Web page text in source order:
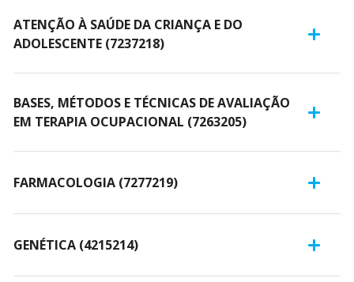
ATENÇÃO À SAÚDE DA CRIANÇA E DO
ADOLESCENTE (7237218)
BASES, MÉTODOS E TÉCNICAS DE AVALIAÇÃO
EM TERAPIA OCUPACIONAL (7263205)
FARMACOLOGIA (7277219)
GENÉTICA (4215214)